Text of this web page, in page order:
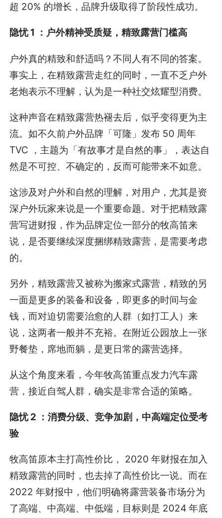
超 20% 的增长，品牌升级取得了阶段性成功。
隐忧 1 ：户外精神受质疑，精致露营门槛高
户外真的精致和舒适吗？不同人有不同的答案。
事实上，在精致露营走红的同时，一直不乏户外
老炮表示不理解，认为是一种社交炫耀型消费。
这种声音在精致露营热褪去后，似乎变得更为主
流。如不久前户外品牌「可隆」发布 50 周年
TVC ，主题为「有故事才是自然的事」，表达自
然是不可控、不确定的，反而可能带来不如意。
这涉及对户外和自然的理解，对用户，尤其是资
深户外玩家来说是一个重要命题。对于把精致露
营写进财报，作为品牌定位一部分的牧高笛来
说，是否要继续深度捆绑精致露营，是需要考虑
的。
另外，精致露营又被称为搬家式露营，精致的另
一面是更多的装备和设备，即更多的时间与金
钱，而对迫切需要治愈的人群（如打工人）来
说，这两者一般并不充裕。在附近公园放上一张
野餐垫，席地而躺，是更日常的露营选择。
从这个角度来看，今年牧高笛重点发力汽车露
营，接近自驾人群，确实是非常合适的策略。
隐忧 2 ：消费分级、竞争加剧，中高端定位受考
验
牧高笛原本主打高性价比， 2020 年财报在加入
精致露营的同时，也去掉了高性价比一说。而在
2022 年财报中，他们明确将露营装备市场分为
了高端、中高端、中低端，目标则是 2024 年底